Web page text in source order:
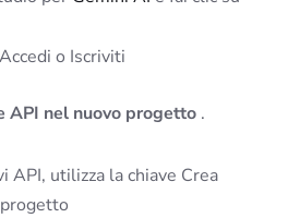
API nel nuovo progetto .